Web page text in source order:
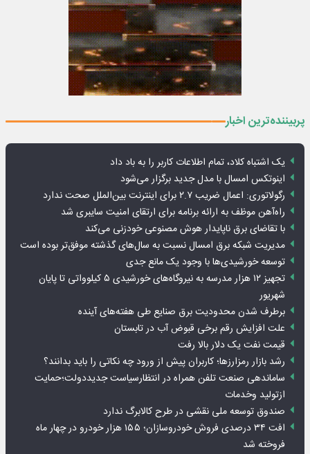
پربیننده‌ترین اخبار
یک اشتباه کلاد، تمام اطلاعات کاربر را به باد داد
اینوتکس امسال با مدل جدید برگزار می‌شود
رگولاتوری: اعمال ضریب ۲.۷ برای اینترنت بین‌الملل صحت ندارد
راه‌آهن موظف به ارائه برنامه برای ارتقای امنیت سایبری شد
با تقاضای برق ناپایدار هوش مصنوعی خودزنی می‌کند
مدیریت شبکه برق امسال نسبت به سال‌های گذشته موفق‌تر بوده است
توسعه خورشیدی‌ها با وجود یک مانع جدی
تجهیز ۱۲ هزار مدرسه به نیروگاه‌های خورشیدی ۵ کیلوواتی تا پایان
شهریور
برطرف شدن محدودیت‌ برق صنایع طی هفته‌های آینده
علت افزایش رقم برخی قبوض آب در تابستان
قیمت نفت یک دلار بالا رفت
رشد بازار رمزارزها؛ کاربران پیش از ورود چه نکاتی را باید بدانند؟
ساماندهی صنعت تلفن همراه در انتظارسیاست جدیددولت؛حمایت
ازتولید وخدمات
صندوق توسعه ملی نقشی در طرح کالابرگ ندارد
افت ۳۴ درصدی فروش خودروسازان؛ ۱۵۵ هزار خودرو در چهار ماه
فروخته شد